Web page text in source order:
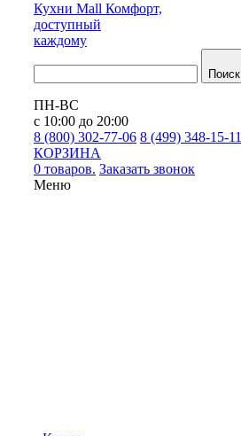
Кухни Mall Комфорт,
доступный
каждому
Поиск
ПН-ВС
с 10:00 до 20:00
8 (800) 302-77-06 8 (499) 348-15-11
КОРЗИНА
0 товаров. Заказать звонок
Меню